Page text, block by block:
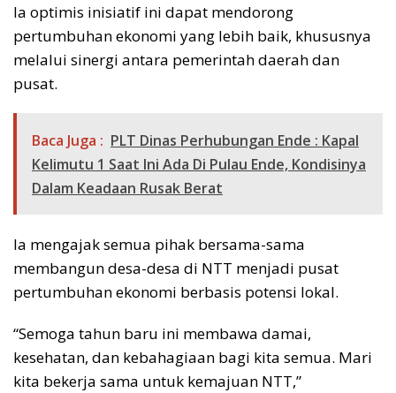
Ia optimis inisiatif ini dapat mendorong
pertumbuhan ekonomi yang lebih baik, khususnya
melalui sinergi antara pemerintah daerah dan
pusat.
Baca Juga : PLT Dinas Perhubungan Ende : Kapal
Kelimutu 1 Saat Ini Ada Di Pulau Ende, Kondisinya
Dalam Keadaan Rusak Berat
Ia mengajak semua pihak bersama-sama
membangun desa-desa di NTT menjadi pusat
pertumbuhan ekonomi berbasis potensi lokal.
“Semoga tahun baru ini membawa damai,
kesehatan, dan kebahagiaan bagi kita semua. Mari
kita bekerja sama untuk kemajuan NTT,”